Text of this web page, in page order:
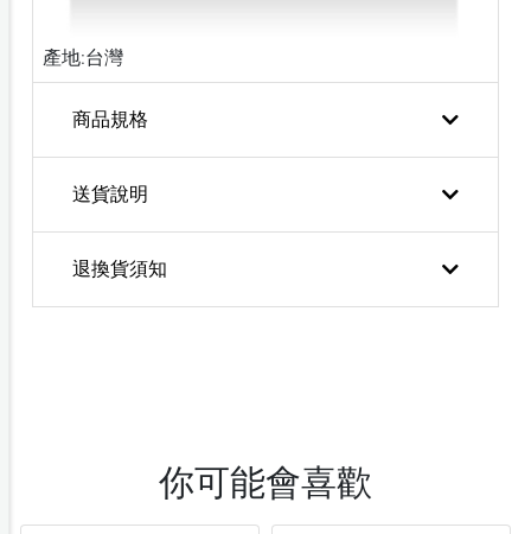
產地:台灣
商品規格
送貨說明
退換貨須知
你可能會喜歡